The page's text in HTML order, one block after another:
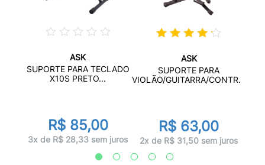
ASK
SUPORTE PARA TECLADO
X10S PRETO...
R$ 85,00
3x de R$ 28,33 sem juros
ASK
SUPORTE PARA
VIOLÃO/GUITARRA/CONTR...
R$ 63,00
2x de R$ 31,50 sem juros